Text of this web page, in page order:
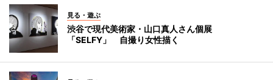
見る・遊ぶ
渋谷で現代美術家・山口真人さん個展
「SELFY」 自撮り女性描く